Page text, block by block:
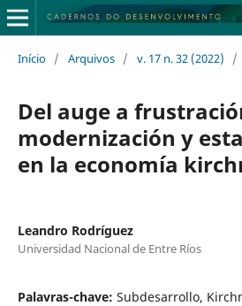
Início / Arquivos / v. 17 n. 32 (2022) /
Del auge a
modernización y
en la economía
Leandro Rodríguez
Universidad Nacional de Entre Ríos
Palavras-chave: Subdesarrollo,